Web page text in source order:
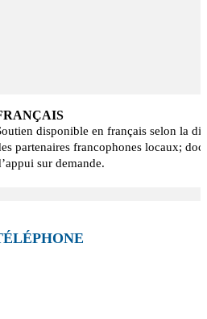
disponible en français selon la
partenaires francophones locaux;
sur demande.